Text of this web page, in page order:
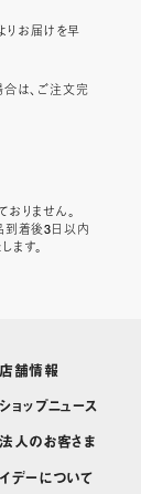
りお届けを早
合は、ご注文完
りません。
到着後3日以内
ます。
店舗情報
ショップニュース
法人のお客さま
イデーについて